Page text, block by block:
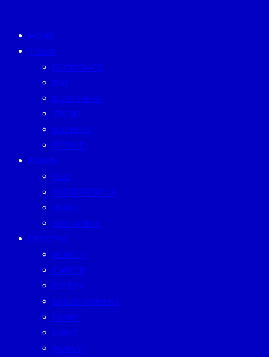
HOME
TODAY
ECONOMICS
ESG
INVESTMENT
TREND
BUSINESS
PEOPLE
FORUM
CEO
ENTREPRENEUR
GURU
SUSTAINISM
LIFESTYLE
BEAUTY
CAREER
EATERY
ENTERTAINMENT
FAMILY
LIVING
MONEY